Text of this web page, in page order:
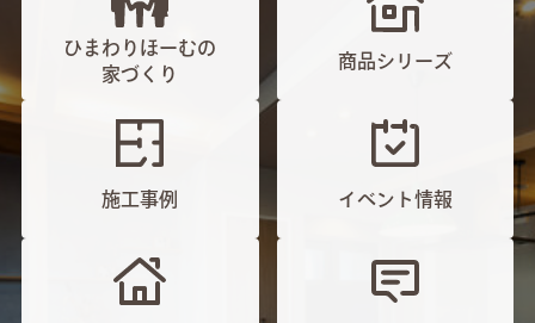
ひまわりほーむの
家づくり
商品シリーズ
施工事例 イベント情報